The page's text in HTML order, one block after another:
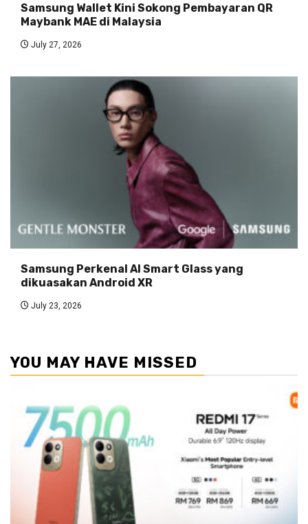
Samsung Wallet Kini Sokong Pembayaran QR
Maybank MAE di Malaysia
July 27, 2026
Samsung Perkenal AI Smart Glass yang
dikuasakan Android XR
July 23, 2026
YOU MAY HAVE MISSED